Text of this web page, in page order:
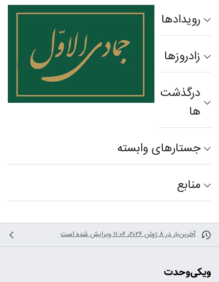
رویدادها
زادروزها
درگذشت‌
ها
جستارهای وابسته
منابع
آخرین‌بار در ‏۸ ژوئن ۲۰۲۶، ‏۱۱:۰۶ ویرایش شده است